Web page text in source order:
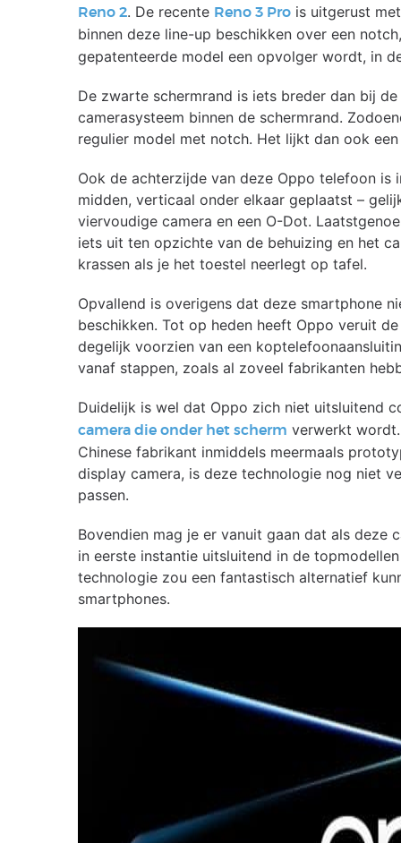
Reno 2. De recente Reno 3 Pro is uitgerust
binnen deze line-up beschikken over een
gepatenteerde model een opvolger wordt, in
De zwarte schermrand is iets breder dan bij
camerasysteem binnen de schermrand.
regulier model met notch. Het lijkt dan ook
Ook de achterzijde van deze Oppo telefoon is
midden, verticaal onder elkaar geplaatst –
viervoudige camera en een O-Dot.
iets uit ten opzichte van de behuizing en het
krassen als je het toestel neerlegt op tafel.
Opvallend is overigens dat deze smartphone
beschikken. Tot op heden heeft Oppo veruit
degelijk voorzien van een
vanaf stappen, zoals al zoveel fabrikanten
Duidelijk is wel dat Oppo zich niet uitsluitend
camera die onder het scherm verwerkt
Chinese fabrikant inmiddels meermaals
display camera, is deze technologie nog niet
passen.
Bovendien mag je er vanuit gaan dat als deze
in eerste instantie uitsluitend in de
technologie zou een fantastisch alternatief
smartphones.